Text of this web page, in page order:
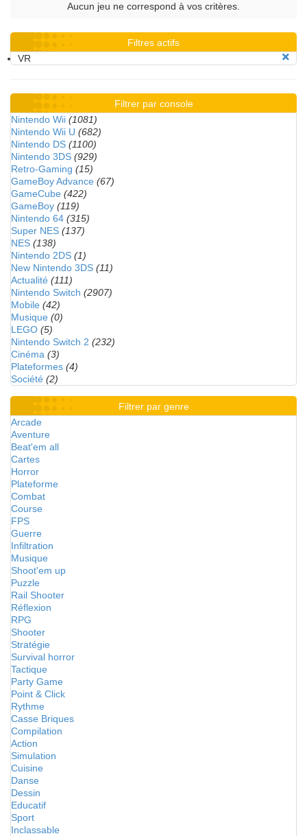
Aucun jeu ne correspond à vos critères.
Filtres actifs
VR
Filtrer par console
Nintendo Wii (1081)
Nintendo Wii U (682)
Nintendo DS (1100)
Nintendo 3DS (929)
Retro-Gaming (15)
GameBoy Advance (67)
GameCube (422)
GameBoy (119)
Nintendo 64 (315)
Super NES (137)
NES (138)
Nintendo 2DS (1)
New Nintendo 3DS (11)
Actualité (111)
Nintendo Switch (2907)
Mobile (42)
Musique (0)
LEGO (5)
Nintendo Switch 2 (232)
Cinéma (3)
Plateformes (4)
Société (2)
Filtrer par genre
Arcade
Aventure
Beat'em all
Cartes
Horror
Plateforme
Combat
Course
FPS
Guerre
Infiltration
Musique
Shoot'em up
Puzzle
Rail Shooter
Réflexion
RPG
Shooter
Stratégie
Survival horror
Tactique
Party Game
Point & Click
Rythme
Casse Briques
Compilation
Action
Simulation
Cuisine
Danse
Dessin
Educatif
Sport
Inclassable